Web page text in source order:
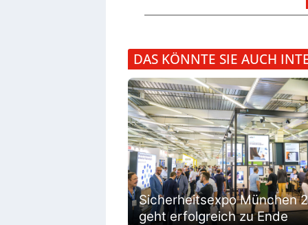
DAS KÖNNTE SIE AUCH
Sicherheitsexpo München
geht erfolgreich zu Ende